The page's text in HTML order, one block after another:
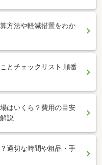
方法や軽減措置をわか
とチェックリスト 順番
はいくら？費用の目安
説
適切な時間や粗品・手